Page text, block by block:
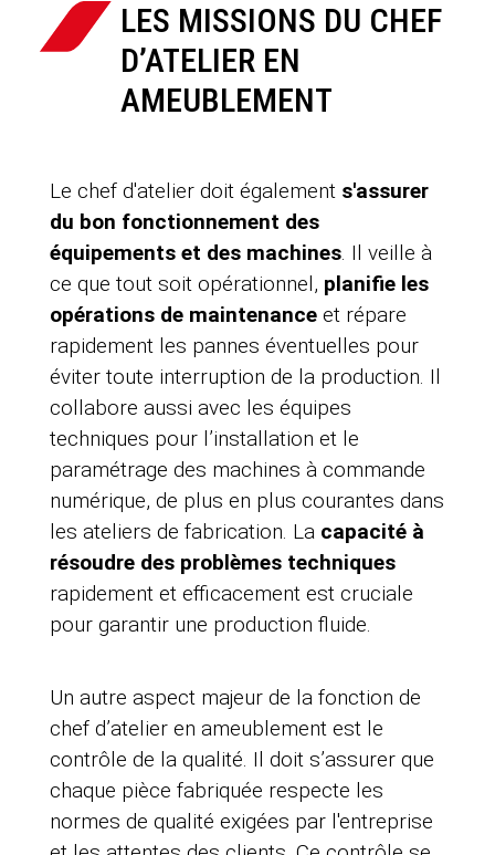
LES MISSIONS DU CHEF
D’ATELIER EN
AMEUBLEMENT
Le chef d'atelier doit également s'assurer
du bon fonctionnement des
équipements et des machines. Il veille à
ce que tout soit opérationnel, planifie les
opérations de maintenance et répare
rapidement les pannes éventuelles pour
éviter toute interruption de la production. Il
collabore aussi avec les équipes
techniques pour l’installation et le
paramétrage des machines à commande
numérique, de plus en plus courantes dans
les ateliers de fabrication. La capacité à
résoudre des problèmes techniques
rapidement et efficacement est cruciale
pour garantir une production fluide.
Un autre aspect majeur de la fonction de
chef d’atelier en ameublement est le
contrôle de la qualité. Il doit s’assurer que
chaque pièce fabriquée respecte les
normes de qualité exigées par l'entreprise